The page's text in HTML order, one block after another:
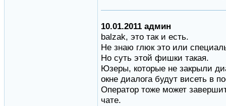
10.01.2011 админ
balzak, это так и есть.
Не знаю глюк это или
Но суть этой фишки такая.
Юзеры, которые не закрыли
окне диалога будут висеть в
Оператор тоже может
чате.